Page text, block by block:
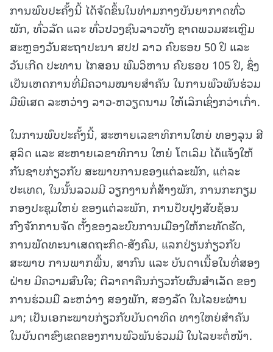
ການພົບປະຄັ້ງນີ້ ໄດ້ຈັດຂຶ້ນໃນທ່າມກາງບັນຍາກາດທົ່ວ
ພັກ, ທົ່ວລັດ ແລະ ທົ່ວປວງຊົນລາວທັງ ຊາດພວມສະເຫຼີມ
ສະຫຼອງວັນສະຖາປະນາ ສປປ ລາວ ຄົບຮອບ 50 ປີ ແລະ
ວັນເກີດ ປະທານ ໄກສອນ ພົມວິຫານ ຄົບຮອບ 105 ປີ, ຊຶ່ງ
ເປັນເຫດການທີ່ມີຄວາມໝາຍສໍາຄັນ ໃນການພົວພັນຮ່ວມ
ມືພິເສດ ລະຫວ່າງ ລາວ-ຫວຽດນາມ ໃຫ້ເລິກເຊິ່ງກວ່າເກົ່າ.
ໃນການພົບປະຄັ້ງນີ້, ສະຫາຍເລຂາທິການໃຫຍ່ ທອງລຸນ ສີ
ສຸລິດ ແລະ ສະຫາຍເລຂາທິການ ໃຫຍ່ ໂຕເລິມ ໄດ້ແຈ້ງໃຫ້
ກັນຊາບກ່ຽວກັບ ສະພາບການຂອງແຕ່ລະພັກ, ແຕ່ລະ
ປະເທດ, ໃນນັ້ນລວມມີ ວຽກງານກໍ່ສ້າງພັກ, ການກະກຽມ
ກອງປະຊຸມໃຫຍ່ ຂອງແຕ່ລະພັກ, ການປັບປຸງສັບຊ້ອນ
ກົງຈັກການຈັດ ຕັ້ງຂອງລະບົບການເມືອງໃຫ້ກະທັດຮັດ,
ການພັດທະນາເສດຖະກິດ-ສັງຄົມ, ແລກປ່ຽນກ່ຽວກັບ
ສະພາບ ການພາກພື້ນ, ສາກົນ ແລະ ບັນດາເນື້ອໃນທີ່ສອງ
ຝ່າຍ ມີຄວາມສົນໃຈ; ຕີລາຄາຄືນກ່ຽວກັບຜົນສໍາເລັດ ຂອງ
ການຮ່ວມມື ລະຫວ່າງ ສອງພັກ, ສອງລັດ ໃນໄລຍະຜ່ານ
ມາ; ເປັນເອກະພາບກ່ຽວກັບບັນດາທິດ ທາງໃຫຍ່ສໍາຄັນ
ໃນບັນດາຂົງເຂດຂອງການພົວພັນຮ່ວມມື ໃນໄລຍະຕໍ່ໜ້າ.